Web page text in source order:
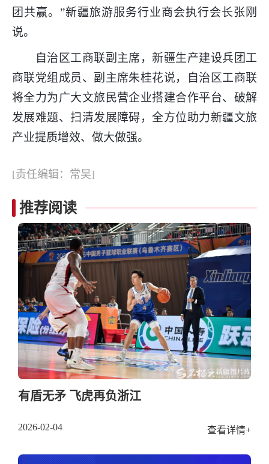
团共赢。”新疆旅游服务行业商会执行会长张刚
说。
自治区工商联副主席，新疆生产建设兵团工
商联党组成员、副主席朱桂花说，自治区工商联
将全力为广大文旅民营企业搭建合作平台、破解
发展难题、扫清发展障碍，全方位助力新疆文旅
产业提质增效、做大做强。
[责任编辑：常昊]
推荐阅读
有盾无矛 飞虎再负浙江
2026-02-04 查看详情+